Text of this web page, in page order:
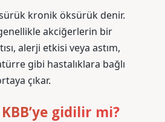
kronik öksürük denir.
akciğerlerin bir
alerji etkisi veya astım,
gibi hastalıklara bağlı
çıkar.
gidilir mi?